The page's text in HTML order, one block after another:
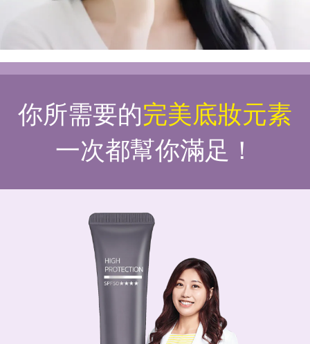
你所需要的完美底妝元素
一次都幫你滿足！